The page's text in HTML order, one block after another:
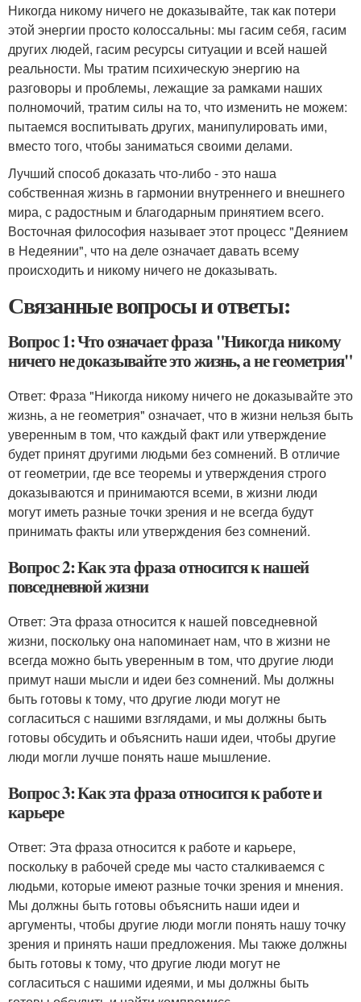
Никогда никому ничего не доказывайте, так как потери
этой энергии просто колоссальны: мы гасим себя, гасим
других людей, гасим ресурсы ситуации и всей нашей
реальности. Мы тратим психическую энергию на
разговоры и проблемы, лежащие за рамками наших
полномочий, тратим силы на то, что изменить не можем:
пытаемся воспитывать других, манипулировать ими,
вместо того, чтобы заниматься своими делами.
Лучший способ доказать что-либо - это наша
собственная жизнь в гармонии внутреннего и внешнего
мира, с радостным и благодарным принятием всего.
Восточная философия называет этот процесс "Деянием
в Недеянии", что на деле означает давать всему
происходить и никому ничего не доказывать.
Связанные вопросы и ответы:
Вопрос 1: Что означает фраза "Никогда никому
ничего не доказывайте это жизнь, а не геометрия"
Ответ: Фраза "Никогда никому ничего не доказывайте это
жизнь, а не геометрия" означает, что в жизни нельзя быть
уверенным в том, что каждый факт или утверждение
будет принят другими людьми без сомнений. В отличие
от геометрии, где все теоремы и утверждения строго
доказываются и принимаются всеми, в жизни люди
могут иметь разные точки зрения и не всегда будут
принимать факты или утверждения без сомнений.
Вопрос 2: Как эта фраза относится к нашей
повседневной жизни
Ответ: Эта фраза относится к нашей повседневной
жизни, поскольку она напоминает нам, что в жизни не
всегда можно быть уверенным в том, что другие люди
примут наши мысли и идеи без сомнений. Мы должны
быть готовы к тому, что другие люди могут не
согласиться с нашими взглядами, и мы должны быть
готовы обсудить и объяснить наши идеи, чтобы другие
люди могли лучше понять наше мышление.
Вопрос 3: Как эта фраза относится к работе и
карьере
Ответ: Эта фраза относится к работе и карьере,
поскольку в рабочей среде мы часто сталкиваемся с
людьми, которые имеют разные точки зрения и мнения.
Мы должны быть готовы объяснить наши идеи и
аргументы, чтобы другие люди могли понять нашу точку
зрения и принять наши предложения. Мы также должны
быть готовы к тому, что другие люди могут не
согласиться с нашими идеями, и мы должны быть